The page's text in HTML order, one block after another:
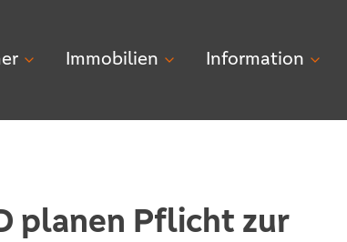
Immobilien Information
planen Pflicht zur